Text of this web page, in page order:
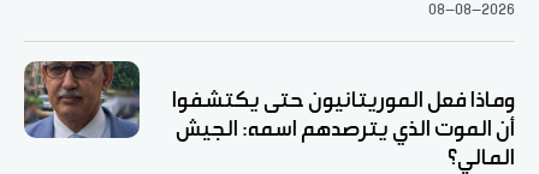
08-08-2026
وماذا فعل الموريتانيون حتى يكتشفوا
أن الموت الذي يترصدهم اسمه: الجيش
المالي؟